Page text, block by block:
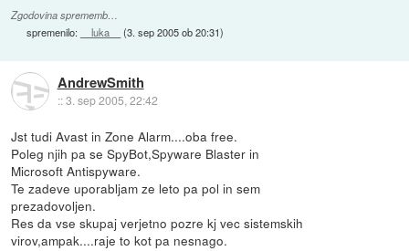
Zgodovina sprememb…
spremenilo: __luka__ (3. sep 2005 ob 20:31)
AndrewSmith
::3. sep 2005, 22:42
Jst tudi Avast in Zone Alarm....oba free.
Poleg njih pa se SpyBot,Spyware Blaster in
Microsoft Antispyware.
Te zadeve uporabljam ze leto pa pol in sem
prezadovoljen.
Res da vse skupaj verjetno pozre kj vec sistemskih
virov,ampak....raje to kot pa nesnago.